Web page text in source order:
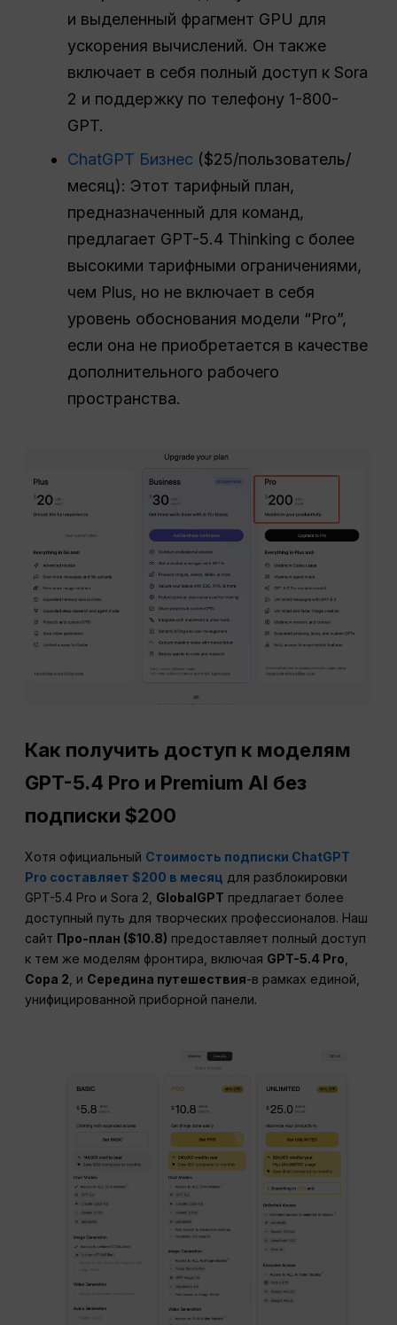
и выделенный фрагмент GPU для
ускорения вычислений. Он также
включает в себя полный доступ к Sora
2 и поддержку по телефону 1-800-
GPT.
ChatGPT Бизнес ($25/пользователь/
месяц): Этот тарифный план,
предназначенный для команд,
предлагает GPT-5.4 Thinking с более
высокими тарифными ограничениями,
чем Plus, но не включает в себя
уровень обоснования модели “Pro”,
если она не приобретается в качестве
дополнительного рабочего
пространства.
Как получить доступ к моделям
GPT-5.4 Pro и Premium AI без
подписки $200
Хотя официальный Стоимость подписки ChatGPT
Pro составляет $200 в месяц для разблокировки
GPT-5.4 Pro и Sora 2, GlobalGPT предлагает более
доступный путь для творческих профессионалов. Наш
сайт Про-план ($10.8) предоставляет полный доступ
к тем же моделям фронтира, включая GPT-5.4 Pro
Сора 2 , и Середина путешествия-в рамках единой,
унифицированной приборной панели.